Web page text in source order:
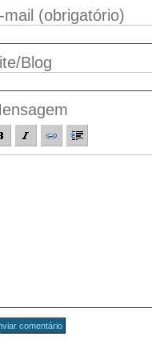
mail (obrigatório)
Blog